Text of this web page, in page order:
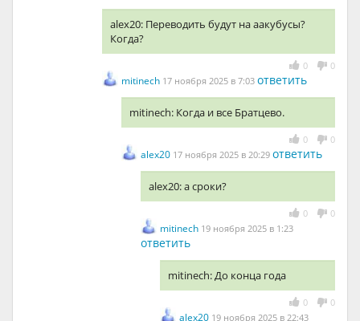
alex20: Переводить будут на аакубусы?
Когда?
0 0
mitinech 17 ноября 2025 в 7:03 ответить
mitinech: Когда и все Братцево.
0 0
alex20 17 ноября 2025 в 20:29 ответить
alex20: а сроки?
0 0
mitinech 19 ноября 2025 в 1:23
ответить
mitinech: До конца года
0 0
alex20 19 ноября 2025 в 22:43